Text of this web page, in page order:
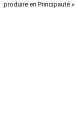
produire en Principauté »